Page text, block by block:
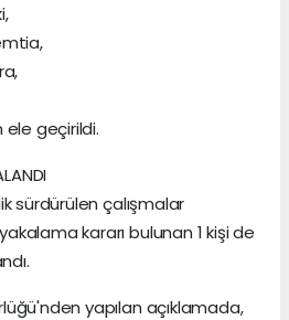
geçirildi.
sürdürülen çalışmalar
kararı bulunan 1 kişi de
yapılan açıklamada,